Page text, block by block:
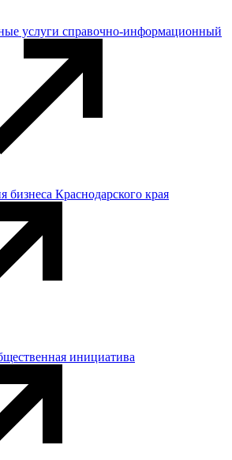
услуги справочно-информационный
бизнеса Краснодарского края
инициатива